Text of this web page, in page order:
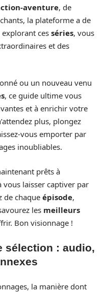
aventure, de
la plateforme a de
ces séries, vous
et des
ou un nouveau venu
, ce guide ultime vous
et à enrichir votre
plus, plongez
vous emporter par
inoubliables.
prêts à
vous laisser captiver par
de chaque épisode,
les meilleurs
Bon visionnage !
sélection : audio,
la manière dont